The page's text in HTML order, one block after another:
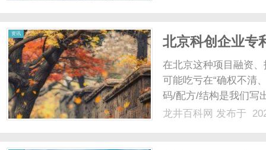
资讯
北京科创企业专
——北京专利律
在北京这种项目融资
可能吃亏在“确权不清
码/配方/结构是我们写
成可交易、可抵押、
龙井百科网 发布于